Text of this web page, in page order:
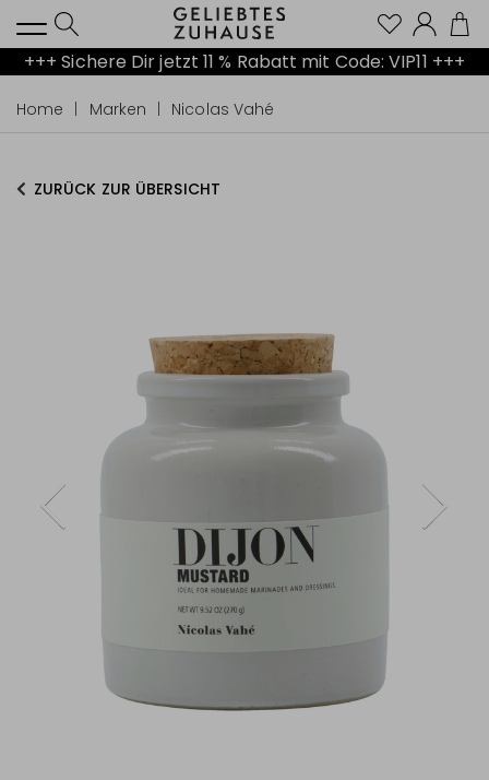
+++ Sichere Dir jetzt 11 % Rabatt mit Code: VIP11 +++
Home Marken Nicolas Vahé
ZURÜCK ZUR ÜBERSICHT